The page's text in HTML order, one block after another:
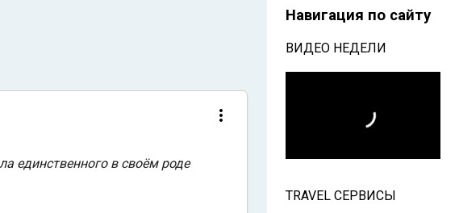
единственного в своём роде
Навигация по сайту
ВИДЕО НЕДЕЛИ
TRAVEL СЕРВИСЫ